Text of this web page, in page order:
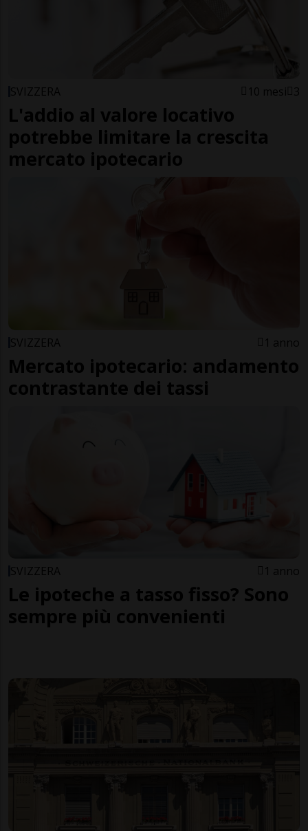
SVIZZERA 10 mesi 3
L'addio al valore locativo
potrebbe limitare la crescita
mercato ipotecario
SVIZZERA 1 anno
Mercato ipotecario: andamento
contrastante dei tassi
SVIZZERA 1 anno
Le ipoteche a tasso fisso? Sono
sempre più convenienti